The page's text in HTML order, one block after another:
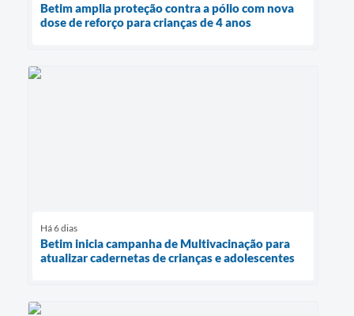
Betim amplia proteção contra a pólio com nova
dose de reforço para crianças de 4 anos
Há 6 dias
Betim inicia campanha de Multivacinação para
atualizar cadernetas de crianças e adolescentes